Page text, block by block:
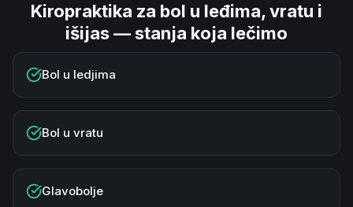
Kiropraktika za bol u leđima, vratu i
išijas — stanja koja lečimo
Bol u ledjima
Bol u vratu
Glavobolje